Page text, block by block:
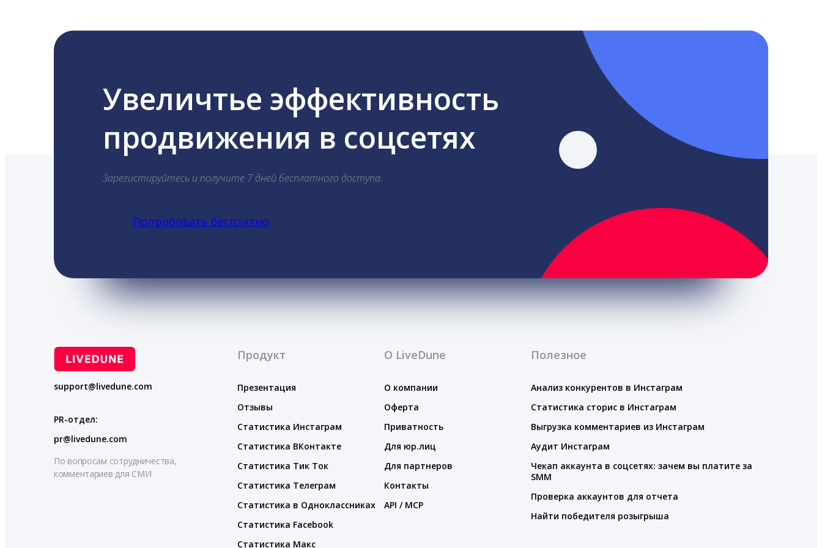
Увеличтье эффективность
продвижения в соцсетях
Зарегистируйтесь и получите 7 дней бесплатного доступа.
Попробовать бесплатно
support@livedune.com
PR-отдел:
pr@livedune.com
По вопросам сотрудничества,
комментариев для СМИ
Продукт
Презентация
Отзывы
Статистика Инстаграм
Статистика ВКонтакте
Статистика Тик Ток
Статистика Телеграм
Статистика в Одноклассниках
Статистика Facebook
Статистика Макс
О LiveDune
О компании
Оферта
Приватность
Для юр.лиц
Для партнеров
Контакты
API / MCP
Полезное
Анализ конкурентов в Инстаграм
Статистика сторис в Инстаграм
Выгрузка комментариев из Инстаграм
Аудит Инстаграм
Чекап аккаунта в соцсетях: зачем вы платите за
SMM
Проверка аккаунтов для отчета
Найти победителя розыгрыша